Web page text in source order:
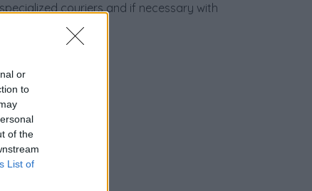
or
to
of the
List of
couriers and if necessary with